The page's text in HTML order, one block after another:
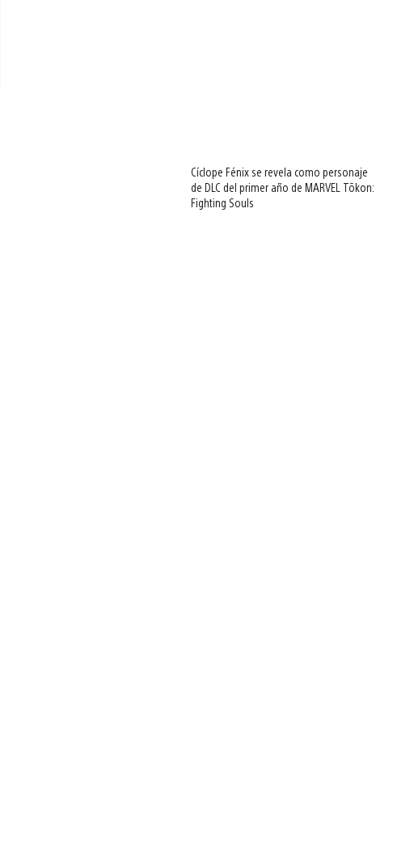
Cíclope Fénix se revela como personaje
de DLC del primer año de MARVEL Tōkon:
Fighting Souls